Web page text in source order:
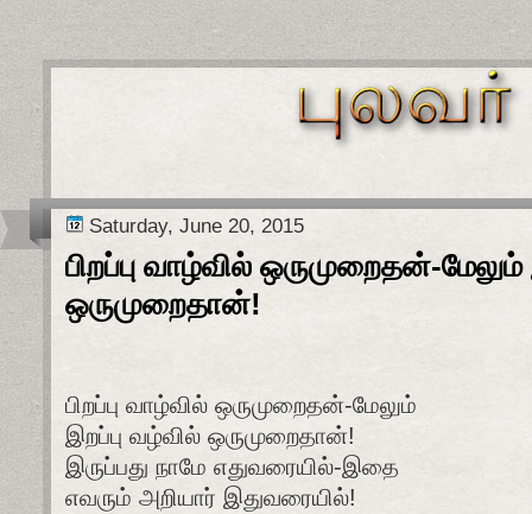
Saturday, June 20, 2015
பிறப்பு வாழ்வில் ஒருமுறைதன்-
ஒருமுறைதான்!
பிறப்பு வாழ்வில் ஒருமுறைதன்-மேலும்
இறப்பு வழ்வில் ஒருமுறைதான்!
இருப்பது நாமே எதுவரையில்-இதை
எவரும் அறியார் இதுவரையில்!